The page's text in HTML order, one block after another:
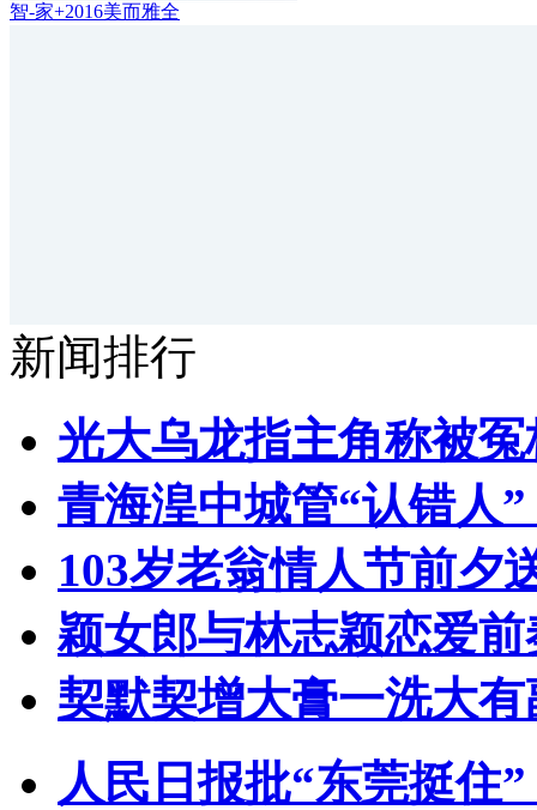
智-家+2016美而雅全
新闻排行
光大乌龙指主角称被
青海湟中城管“认错人
103岁老翁情人节前夕
颖女郎与林志颖恋爱
契默契增大膏一洗大
人民日报批“东莞挺住